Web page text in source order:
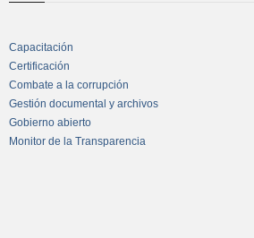
Capacitación
Certificación
Combate a la corrupción
Gestión documental y archivos
Gobierno abierto
Monitor de la Transparencia